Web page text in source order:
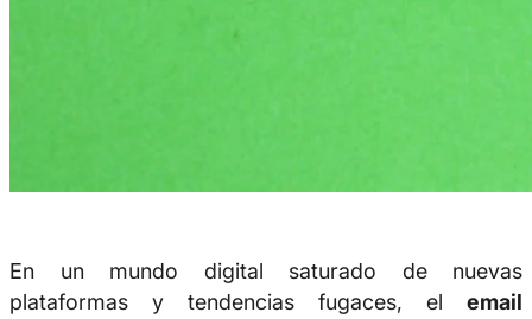
En un mundo digital saturado de nuevas
plataformas y tendencias fugaces, el email